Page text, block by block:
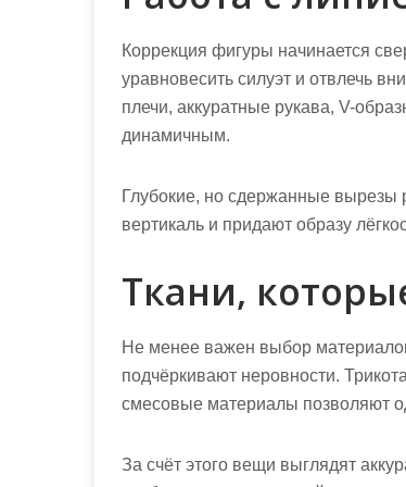
Коррекция фигуры начинается
уравновесить силуэт и отвлечь
плечи, аккуратные рукава, V-
динамичным.
Глубокие, но сдержанные
вертикаль и придают образу
Ткани,
Не менее важен выбор
подчёркивают неровности.
смесовые материалы позволяют
За счёт этого вещи выглядят